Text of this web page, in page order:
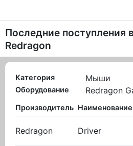
Последние поступления
Redragon
Категория Мыши
Оборудование Redragon
Производитель Наименование
Redragon Driver